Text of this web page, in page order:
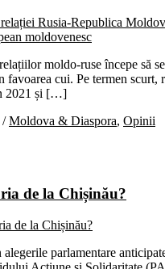
moldo-ruse începe să
favoarea cui. Pe termen scurt,
2021 și […]
/Moldova & Diaspora, Opinii
de la Chișinău?
parlamentare